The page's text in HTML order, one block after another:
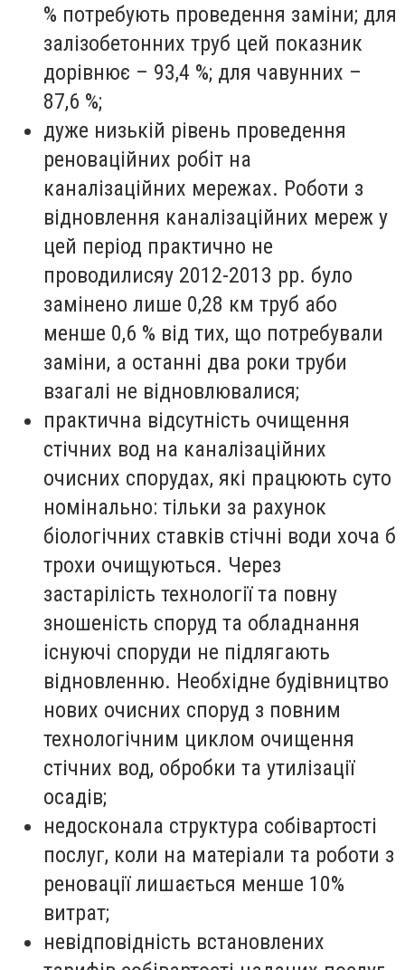
% потребують проведення заміни; для
залізобетонних труб цей показник
дорівнює – 93,4 %; для чавунних –
87,6 %;
дуже низькій рівень проведення
реноваційних робіт на
каналізаційних мережах. Роботи з
відновлення каналізаційних мереж у
цей період практично не
проводилисяу 2012-2013 рр. було
замінено лише 0,28 км труб або
менше 0,6 % від тих, що потребували
заміни, а останні два роки труби
взагалі не відновлювалися;
практична відсутність очищення
стічних вод на каналізаційних
очисних спорудах, які працюють суто
номінально: тільки за рахунок
біологічних ставків стічні води хоча б
трохи очищуються. Через
застарілість технології та повну
зношеність споруд та обладнання
існуючі споруди не підлягають
відновленню. Необхідне будівництво
нових очисних споруд з повним
технологічним циклом очищення
стічних вод, обробки та утилізації
осадів;
недосконала структура собівартості
послуг, коли на матеріали та роботи з
реновації лишається менше 10%
витрат;
невідповідність встановлених